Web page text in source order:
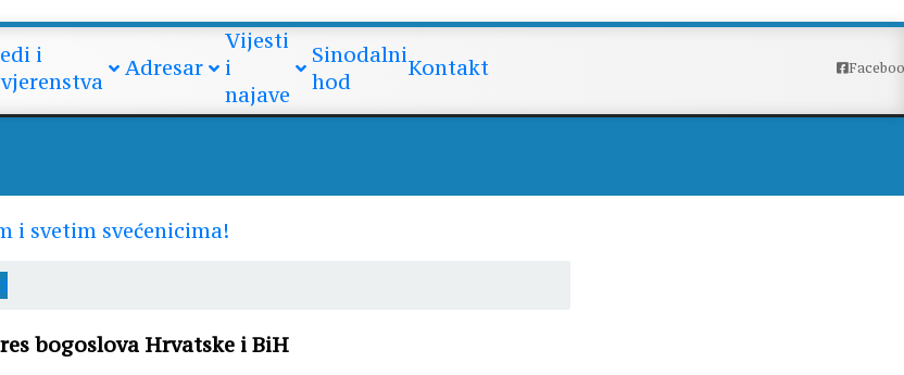
i
Adresar
Vijesti
i
najave
Sinodalni
hod
Kontakt
dobrim i svetim svećenicima!
bogoslova Hrvatske i BiH